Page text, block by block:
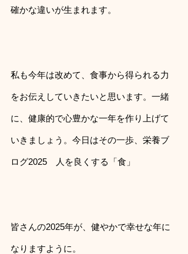
確かな違いが生まれます。
私も今年は改めて、食事から得られる力
をお伝えしていきたいと思います。一緒
に、健康的で心豊かな一年を作り上げて
いきましょう。今日はその一歩、栄養ブ
ログ2025　人を良くする「食」
皆さんの2025年が、健やかで幸せな年に
なりますように。